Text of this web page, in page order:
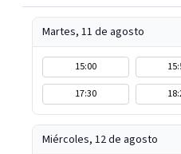
Martes, 11 de agosto
15:00
17:30
Miércoles, 12 de agosto